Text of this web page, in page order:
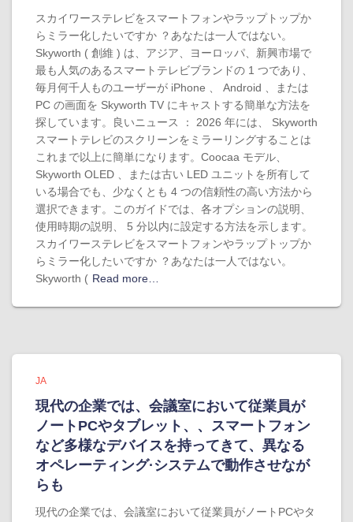
スカイワーステレビをスマートフォンやラップトップか
らミラー化したいですか ？あなたは一人ではない。
Skyworth ( 創維 ) は、アジア、ヨーロッパ、新興市場で
最も人気のあるスマートテレビブランドの 1 つであり、
毎月何千人ものユーザーが iPhone 、 Android 、または
PC の画面を Skyworth TV にキャストする簡単な方法を
探しています。良いニュース ： 2026 年には、 Skyworth
スマートテレビのスクリーンをミラーリングすることは
これまで以上に簡単になります。Coocaa モデル、
Skyworth OLED 、または古い LED ユニットを所有して
いる場合でも、少なくとも 4 つの信頼性の高い方法から
選択できます。このガイドでは、各オプションの説明、
使用時期の説明、 5 分以内に設定する方法を示します。
スカイワーステレビをスマートフォンやラップトップか
らミラー化したいですか ？あなたは一人ではない。
Skyworth ( Read more…
JA
現代の企業では、会議室において従業員が
ノートPCやタブレット、、スマートフォン
など多様なデバイスを持ってきて、異なる
オペレーティング·システムで動作させなが
らも
現代の企業では、会議室において従業員がノートPCやタ